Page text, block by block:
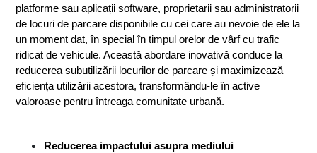
platforme sau aplicații software, proprietarii sau administratorii
de locuri de parcare disponibile cu cei care au nevoie de ele la
un moment dat, în special în timpul orelor de vârf cu trafic
ridicat de vehicule. Această abordare inovativă conduce la
reducerea subutilizării locurilor de parcare și maximizează
eficiența utilizării acestora, transformându-le în active
valoroase pentru întreaga comunitate urbană.
Reducerea impactului asupra mediului